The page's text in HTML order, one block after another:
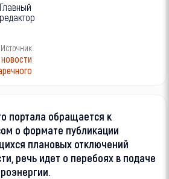
Главный
редактор
Источник
портала обращается к
о формате публикации
плановых отключений
речь идет о перебоях в подаче